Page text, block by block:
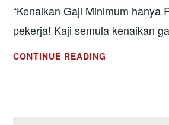
“Kenaikan Gaji Minimum hanya
pekerja! Kaji semula kenaikan
CONTINUE READING